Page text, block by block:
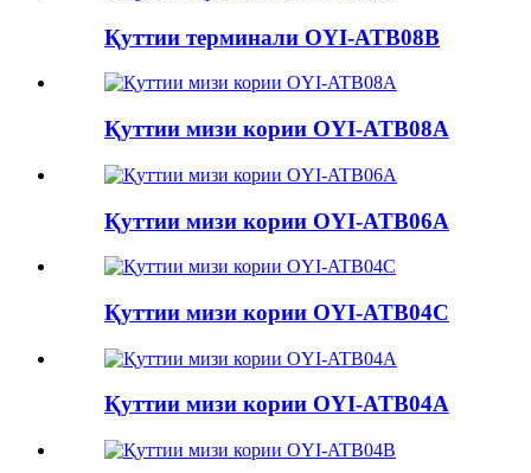
Қуттии терминали OYI-ATB08B
Қуттии мизи кории OYI-ATB08A
Қуттии мизи кории OYI-ATB06A
Қуттии мизи кории OYI-ATB04C
Қуттии мизи кории OYI-ATB04A